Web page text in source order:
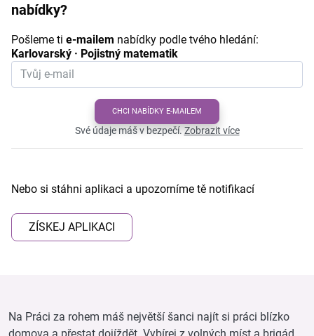
nabídky?
Pošleme ti e-mailem nabídky podle tvého hledání:
Karlovarský · Pojistný matematik
CHCI NABÍDKY E-MAILEM
Své údaje máš v bezpečí.Zobrazit více
Nebo si stáhni aplikaci a upozorníme tě notifikací
ZÍSKEJ APLIKACI
Na Práci za rohem máš největší šanci najít si práci blízko
domova a přestat dojíždět. Vybírej z volných míst a brigád